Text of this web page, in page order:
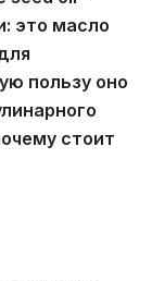
это масло
пользу оно
стоит